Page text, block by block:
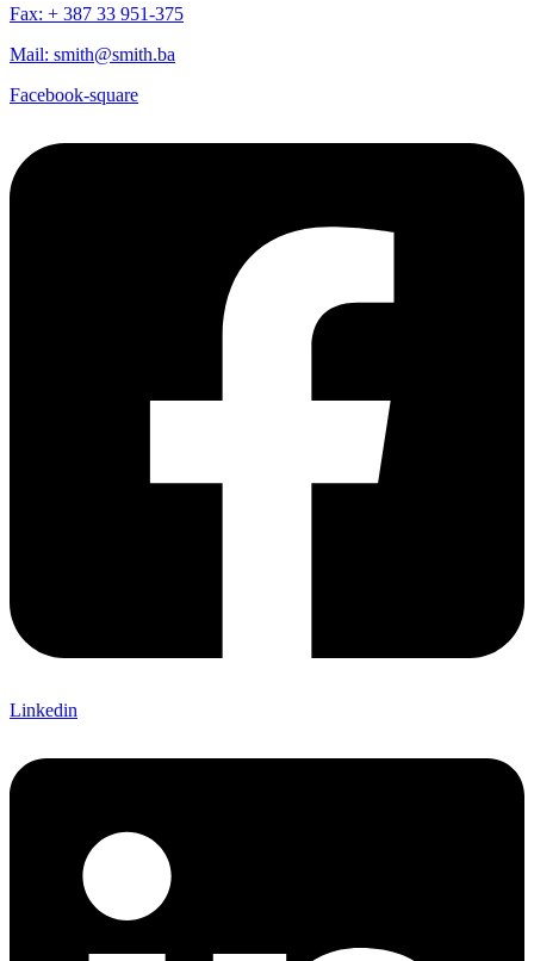
Fax: + 387 33 951-375
Mail: smith@smith.ba
Facebook-square
Linkedin